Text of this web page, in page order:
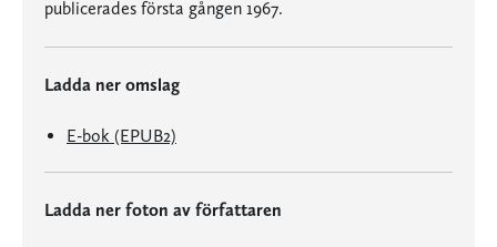
publicerades första gången 1967.
Ladda ner omslag
E-bok (EPUB2)
Ladda ner foton av författaren